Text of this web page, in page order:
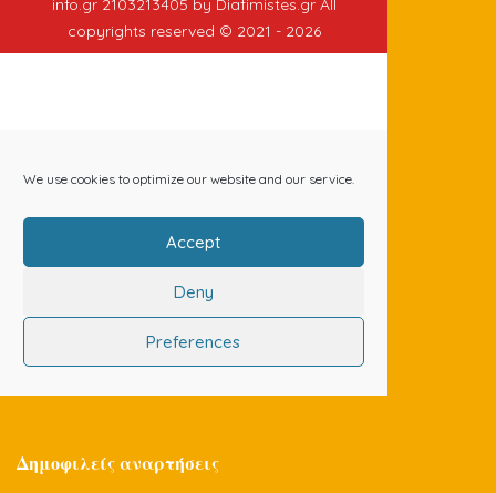
Δημοφιλείς αναρτήσεις